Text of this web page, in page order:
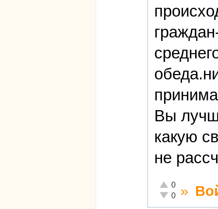
Вы
какую
не
Отлично!
0
Неадекватно!
0 »